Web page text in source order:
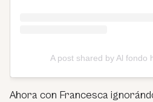
A post shared by Al fondo
Ahora con Francesca